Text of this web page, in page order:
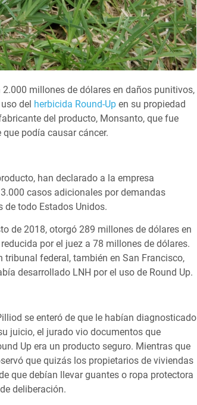
millones de dólares en daños punitivos,
del herbicida Round-Up en su propiedad
del producto, Monsanto, que fue
podía causar cáncer.
han declarado a la empresa
casos adicionales por demandas
de todo Estados Unidos.
de 2018, otorgó 289 millones de dólares en
por el juez a 78 millones de dólares.
tribunal federal, también en San Francisco,
desarrollado LNH por el uso de Round Up.
se enteró de que le habían diagnosticado
juicio, el jurado vio documentos que
Up era un producto seguro. Mientras que
que quizás los propietarios de viviendas
que debían llevar guantes o ropa protectora
deliberación.